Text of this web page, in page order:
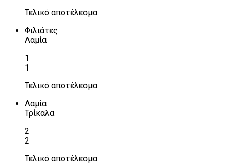
Τελικό αποτέλεσμα
Φιλιάτες
Λαμία
1
1
Τελικό αποτέλεσμα
Λαμία
Τρίκαλα
2
2
Τελικό αποτέλεσμα